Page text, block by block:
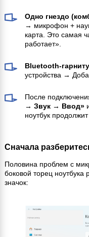
Одно гнездо
→ микрофон +
карта. Это самая
работает».
Bluetooth-
устройства →
После
→ Звук → Ввод»
ноутбук
Сначала
Половина проблем с
боковой торец
значок: